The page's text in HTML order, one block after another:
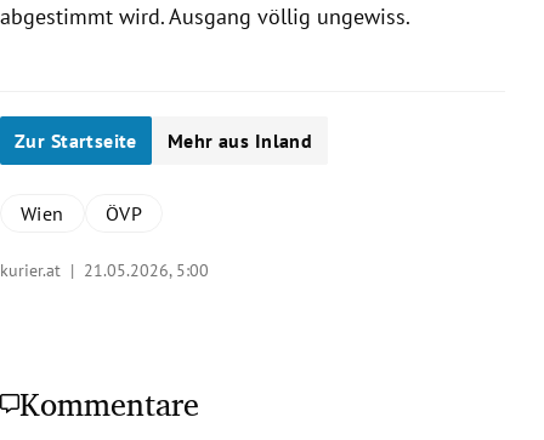
abgestimmt wird. Ausgang völlig ungewiss.
Zur Startseite Mehr aus Inland
Wien ÖVP
kurier.at | 21.05.2026, 5:00
Kommentare